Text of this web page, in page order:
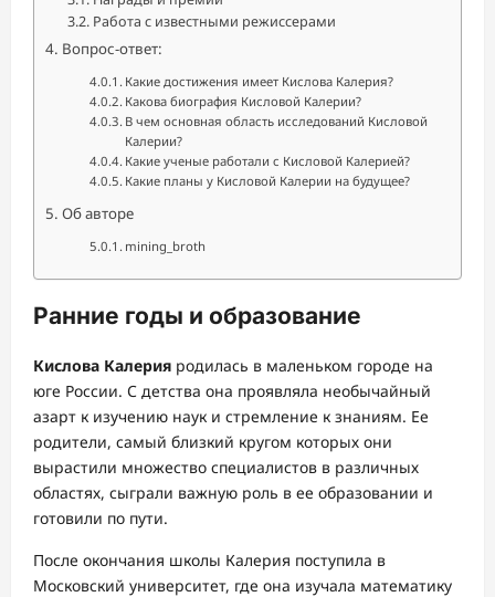
Работа с известными режиссерами
Вопрос-ответ:
Какие достижения имеет Кислова Калерия?
Какова биография Кисловой Калерии?
В чем основная область исследований Кисловой
Калерии?
Какие ученые работали с Кисловой Калерией?
Какие планы у Кисловой Калерии на будущее?
Об авторе
mining_broth
Ранние годы и образование
Кислова Калерия родилась в маленьком городе на
юге России. С детства она проявляла необычайный
азарт к изучению наук и стремление к знаниям. Ее
родители, самый близкий кругом которых они
вырастили множество специалистов в различных
областях, сыграли важную роль в ее образовании и
готовили по пути.
После окончания школы Калерия поступила в
Московский университет, где она изучала математику